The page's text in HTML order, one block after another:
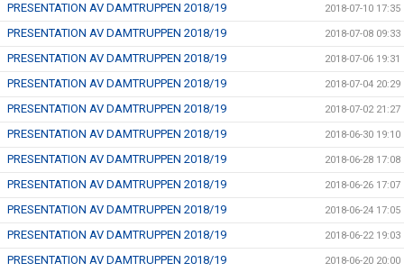
PRESENTATION AV DAMTRUPPEN 2018/19 2018-07-10 17:35
PRESENTATION AV DAMTRUPPEN 2018/19 2018-07-08 09:33
PRESENTATION AV DAMTRUPPEN 2018/19 2018-07-06 19:31
PRESENTATION AV DAMTRUPPEN 2018/19 2018-07-04 20:29
PRESENTATION AV DAMTRUPPEN 2018/19 2018-07-02 21:27
PRESENTATION AV DAMTRUPPEN 2018/19 2018-06-30 19:10
PRESENTATION AV DAMTRUPPEN 2018/19 2018-06-28 17:08
PRESENTATION AV DAMTRUPPEN 2018/19 2018-06-26 17:07
PRESENTATION AV DAMTRUPPEN 2018/19 2018-06-24 17:05
PRESENTATION AV DAMTRUPPEN 2018/19 2018-06-22 19:03
PRESENTATION AV DAMTRUPPEN 2018/19 2018-06-20 20:00